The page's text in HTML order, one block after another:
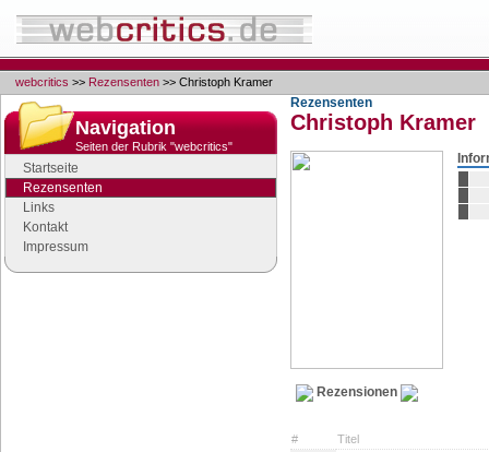
webcritics >> Rezensenten >> Christoph Kramer
Navigation
Seiten der Rubrik "webcritics"
Startseite
Rezensenten
Links
Kontakt
Impressum
Rezensenten
Christoph Kramer
Rezensionen
#
Titel